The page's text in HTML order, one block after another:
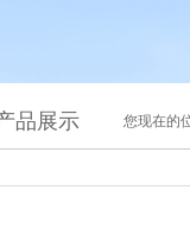
品展示 您现在的